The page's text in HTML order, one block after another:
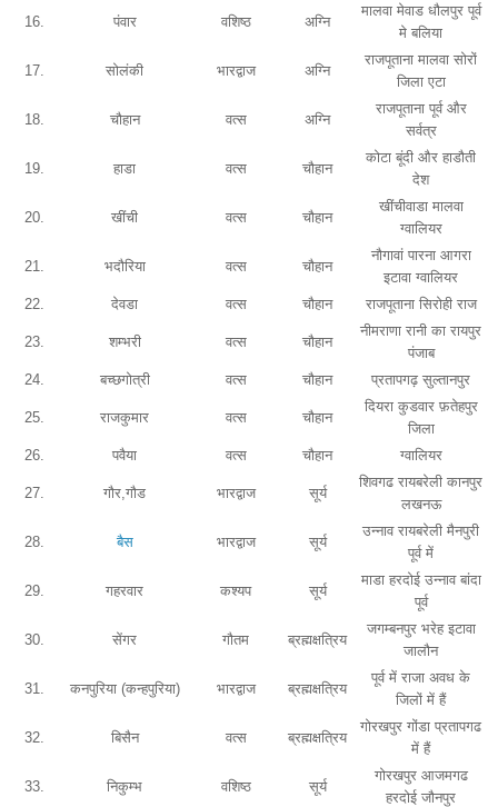
16. पंवार वशिष्ठ अग्नि
मालवा मेवाड धौलपुर पूर्व
मे बलिया
17. सोलंकी भारद्वाज अग्नि
राजपूताना मालवा सोरों
जिला एटा
18. चौहान वत्स अग्नि
राजपूताना पूर्व और
सर्वत्र
19. हाडा वत्स चौहान
कोटा बूंदी और हाडौती
देश
20. खींची वत्स चौहान
खींचीवाडा मालवा
ग्वालियर
21. भदौरिया वत्स चौहान
नौगावां पारना आगरा
इटावा ग्वालियर
22.
देवडा वत्स चौहान राजपूताना सिरोही राज
23. शम्भरी वत्स चौहान
नीमराणा रानी का रायपुर
पंजाब
24.
बच्छगोत्री वत्स चौहान प्रतापगढ़ सुल्तानपुर
25. राजकुमार वत्स चौहान
दियरा कुडवार फ़तेहपुर
जिला
26.
पवैया वत्स चौहान ग्वालियर
27. गौर,गौड भारद्वाज सूर्य
शिवगढ रायबरेली कानपुर
लखनऊ
28. बैस भारद्वाज सूर्य
उन्नाव रायबरेली मैनपुरी
पूर्व में
29. गहरवार कश्यप सूर्य
माडा हरदोई उन्नाव बांदा
पूर्व
30. सेंगर गौतम ब्रह्मक्षत्रिय
जगम्बनपुर भरेह इटावा
जालौन
31. कनपुरिया (कन्हपुरिया) भारद्वाज ब्रह्मक्षत्रिय
पूर्व में राजा अवध के
जिलों में हैं
32. बिसैन वत्स ब्रह्मक्षत्रिय
गोरखपुर गोंडा प्रतापगढ
में हैं
33. निकुम्भ वशिष्ठ सूर्य
गोरखपुर आजमगढ
हरदोई जौनपुर